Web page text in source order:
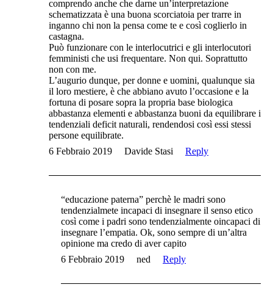
comprendo anche che darne un’interpretazione
schematizzata è una buona scorciatoia per trarre in
inganno chi non la pensa come te e così coglierlo in
castagna.
Può funzionare con le interlocutrici e gli interlocutori
femministi che usi frequentare. Non qui. Soprattutto
non con me.
L’augurio dunque, per donne e uomini, qualunque sia
il loro mestiere, è che abbiano avuto l’occasione e la
fortuna di posare sopra la propria base biologica
abbastanza elementi e abbastanza buoni da equilibrare i
tendenziali deficit naturali, rendendosi così essi stessi
persone equilibrate.
6 Febbraio 2019
Davide Stasi Reply
“educazione paterna” perchè le madri sono
tendenzialmete incapaci di insegnare il senso etico
così come i padri sono tendenzialmente oincapaci di
insegnare l’empatia. Ok, sono sempre di un’altra
opinione ma credo di aver capito
6 Febbraio 2019
ned Reply